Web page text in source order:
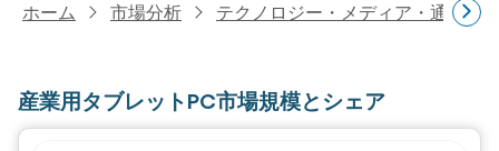
ホーム 市場分析 テクノロジー・メディア・通信研
産業用タブレットPC市場規模とシェア